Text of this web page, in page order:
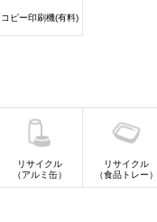
コピー印刷機(有料)
リサイクル
（アルミ缶）
リサイクル
（食品トレー）